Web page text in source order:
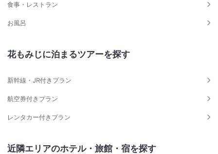
食事・レストラン
お風呂
花もみじに泊まるツアーを探す
新幹線・JR付きプラン
航空券付きプラン
レンタカー付きプラン
近隣エリアのホテル・旅館・宿を探す